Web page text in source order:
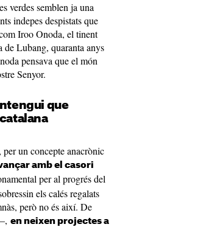
verdes semblen ja una
indepes despistats que
Iroo Onoda, el tinent
Lubang, quaranta anys
pensava que el món
Senyor.
que
un concepte anacrònic
amb el casori
per al progrés del
els calés regalats
però no és així. De
en neixen projectes a